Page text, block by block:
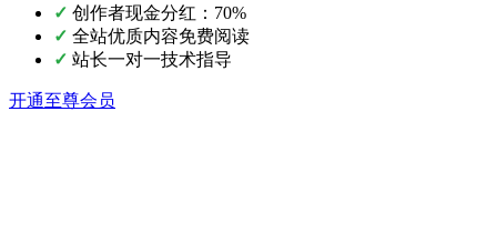
✓ 创作者现金分红：70%
✓ 全站优质内容免费阅读
✓ 站长一对一技术指导
开通至尊会员